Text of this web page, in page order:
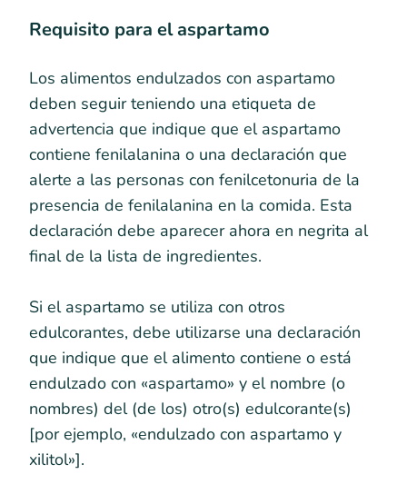
Requisito para el aspartamo
Los alimentos endulzados con aspartamo
deben seguir teniendo una etiqueta de
advertencia que indique que el aspartamo
contiene fenilalanina o una declaración que
alerte a las personas con fenilcetonuria de la
presencia de fenilalanina en la comida. Esta
declaración debe aparecer ahora en negrita al
final de la lista de ingredientes.
Si el aspartamo se utiliza con otros
edulcorantes, debe utilizarse una declaración
que indique que el alimento contiene o está
endulzado con «aspartamo» y el nombre (o
nombres) del (de los) otro(s) edulcorante(s)
[por ejemplo, «endulzado con aspartamo y
xilitol»].